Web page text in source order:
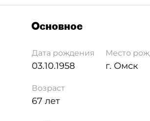
Основное
Дата рождения
03.10.1958
Место
г. Омск
Возраст
67 лет